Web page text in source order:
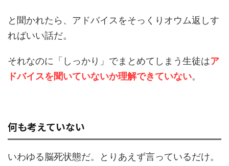
と聞かれたら、アドバイスをそっくりオウム返しす
ればいい話だ。
それなのに「しっかり」でまとめてしまう生徒はア
ドバイスを聞いていないか理解できていない。
何も考えていない
いわゆる脳死状態だ。とりあえず言っているだけ。